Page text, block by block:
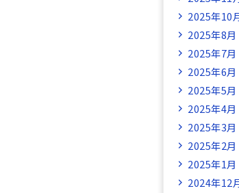
2025年10
2025年8月
2025年7月
2025年6月
2025年5月
2025年4月
2025年3月
2025年2月
2025年1月
2024年12